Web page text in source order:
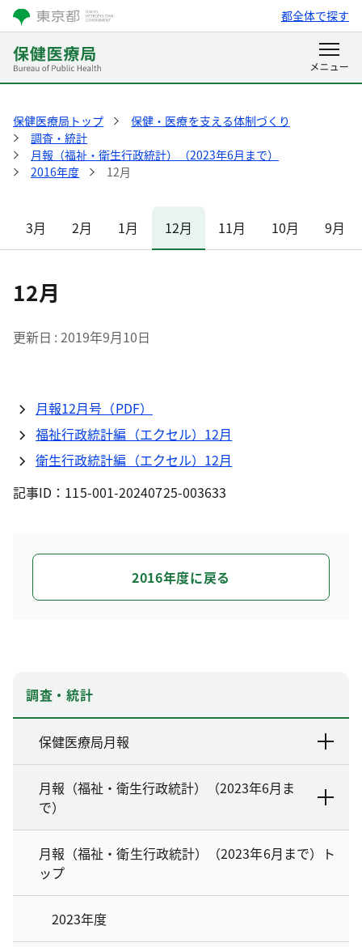
都全体で探す
保健医療局トップ
保健・医療を支える体制づくり
調査・統計
月報（福祉・衛生行政統計）（2023年6月まで）
2016年度
12月
3月 2月 1月 12月 11月 10月 9月
12月
更新日 2019年9月10日
月報12月号（PDF）
福祉行政統計編（エクセル）12月
衛生行政統計編（エクセル）12月
記事ID：115-001-20240725-003633
2016年度に戻る
調査・統計
保健医療局月報
月報（福祉・衛生行政統計）（2023年6月ま
で）
月報（福祉・衛生行政統計）（2023年6月まで）ト
ップ
2023年度